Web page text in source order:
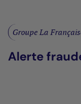
Groupe La
Alerte